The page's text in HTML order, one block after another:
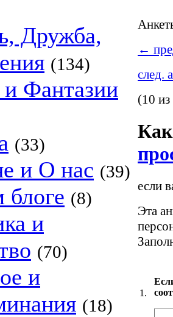
Дружба,
(134)
Фантазии
(33)
и О нас (39)
(8)
и
(70)
и
(18)
←
след.
(10
если
Эта
1.